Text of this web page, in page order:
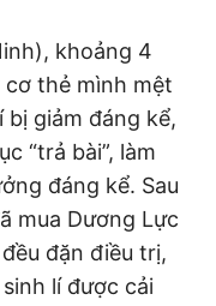
khoảng 4
thẻ mình mệt
bị giảm đáng kể,
“trả bài”, làm
đáng kể. Sau
mua Dương Lực
đặn điều trị,
lí được cải